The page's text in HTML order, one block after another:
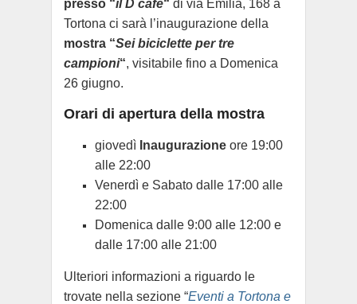
presso “il D cafè“ di via Emilia, 168 a
Tortona ci sarà l’inaugurazione della
mostra “Sei biciclette per tre
campioni“, visitabile fino a Domenica
26 giugno.
Orari di apertura della mostra
giovedì Inaugurazione ore 19:00
alle 22:00
Venerdì e Sabato dalle 17:00 alle
22:00
Domenica dalle 9:00 alle 12:00 e
dalle 17:00 alle 21:00
Ulteriori informazioni a riguardo le
trovate nella sezione “Eventi a Tortona e